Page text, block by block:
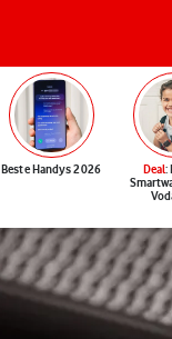
Beste Handys 2026 Deal: